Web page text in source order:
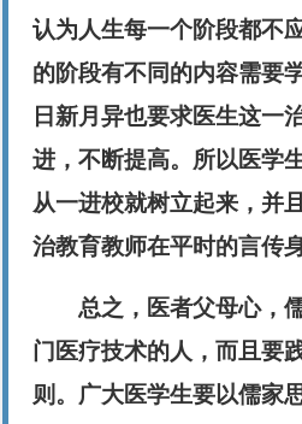
认为人生每一个阶段都不
的阶段有不同的内容需要
日新月异也要求医生这一
进，不断提高。所以医学
从一进校就树立起来，并
治教育教师在平时的言传
总之，医者父母心，
门医疗技术的人，而且要
则。广大医学生要以儒家